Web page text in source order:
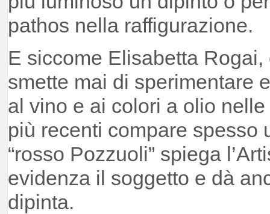
pathos nella raffigurazione.
E siccome Elisabetta
smette mai di sperimentare
al vino e ai colori a olio
più recenti compare spesso
“rosso Pozzuoli” spiega
evidenza il soggetto e dà
dipinta.